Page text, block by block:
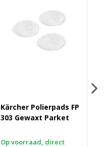
Kärcher Polierpads FP
303 Gewaxt Parket
Op voorraad, direct